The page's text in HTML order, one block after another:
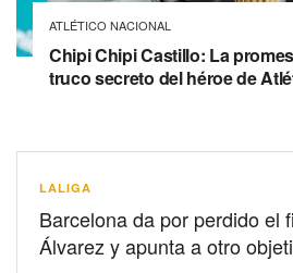
ATLÉTICO NACIONAL
Chipi Chipi Castillo: La
truco secreto del héroe de
LALIGA
Barcelona da por perdido el
Álvarez y apunta a otro